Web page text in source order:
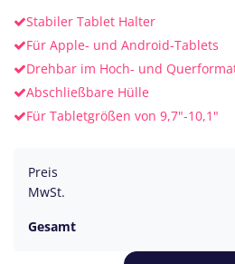
Stabiler Tablet Halter
Für Apple- und Android-Tablets
Drehbar im Hoch- und
Abschließbare Hülle
Für Tabletgrößen von 9,7"-10,1"
Preis
MwSt.
Gesamt